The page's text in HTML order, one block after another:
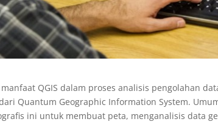
QGIS dalam proses analisis pengolahan
Quantum Geographic Information System.
ini untuk membuat peta, menganalisis data